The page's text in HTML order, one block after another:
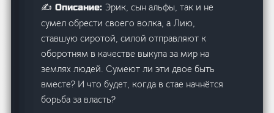
✍️ Описание: Эрик, сын альфы, так и не
сумел обрести своего волка, а Лию,
ставшую сиротой, силой отправляют к
оборотням в качестве выкупа за мир на
землях людей. Сумеют ли эти двое быть
вместе? И что будет, когда в стае начнётся
борьба за власть?